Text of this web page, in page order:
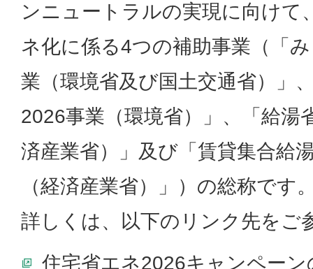
ンニュートラルの実現に向けて
ネ化に係る4つの補助事業（「
業（環境省及び国土交通省）」
2026事業（環境省）」、「給湯
済産業省）」及び「賃貸集合給
（経済産業省）」）の総称です
詳しくは、以下のリンク先をご
住宅省エネ2026キャンペー